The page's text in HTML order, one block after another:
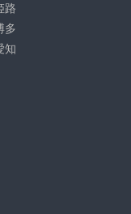
路
多
知